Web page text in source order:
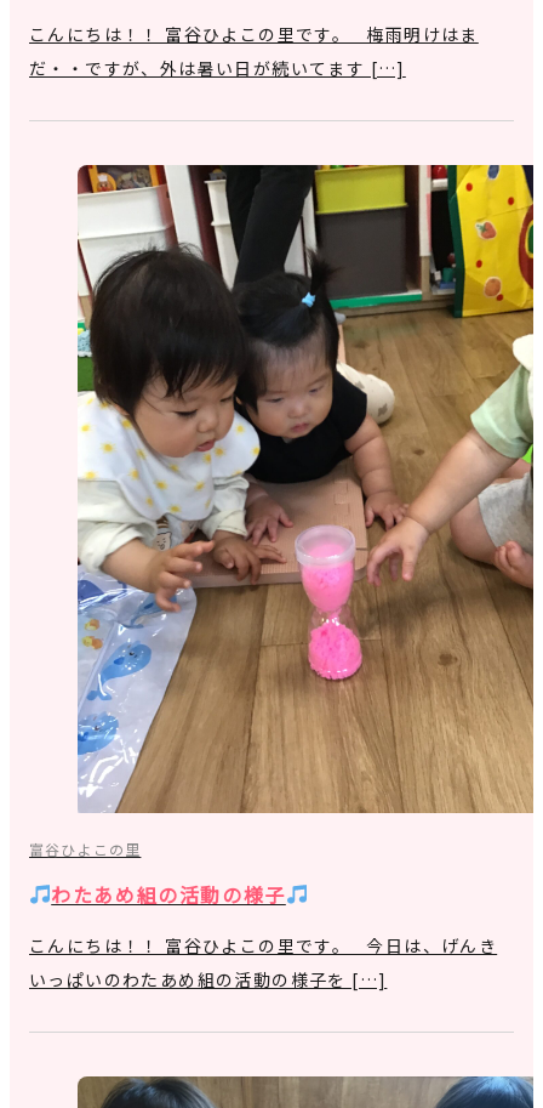
こんにちは！！ 富谷ひよこの里です。 梅雨明けはま
だ・・ですが、外は暑い日が続いてます […]
富谷ひよこの里
わたあめ組の活動の様子
こんにちは！！ 富谷ひよこの里です。 今日は、げんき
いっぱいのわたあめ組の活動の様子を […]